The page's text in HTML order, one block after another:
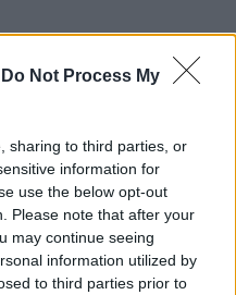
Do Not Process My
sharing to third parties, or
information for
use the below opt-out
Please note that after your
may continue seeing
information utilized by
to third parties prior to